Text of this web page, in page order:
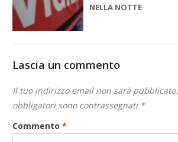
NELLA NOTTE
Lascia un commento
Il tuo indirizzo email non sarà pubblicato.
obbligatori sono contrassegnati *
Commento*